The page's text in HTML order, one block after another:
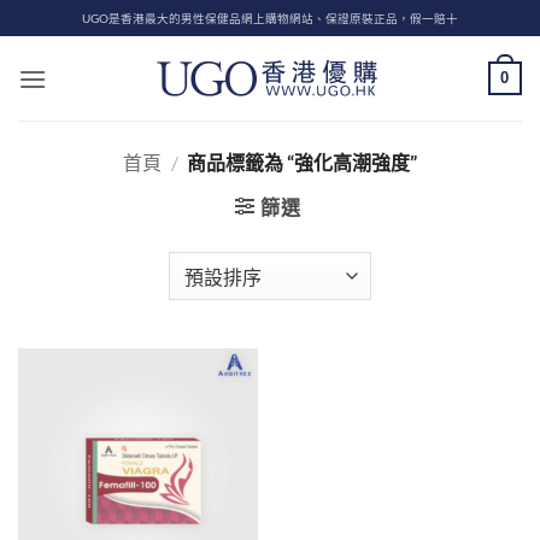
to
content
UGO是香港最大的男性保健品網上購物網站、保證原裝正品，假一賠十
0
首頁 / 商品標籤為 “強化高潮強度”
篩選